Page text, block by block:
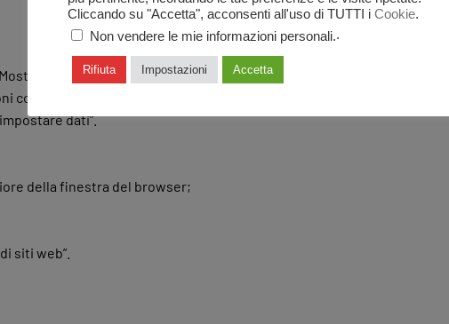
impostazioni avanzate”;
contenuti”;
dati”.
della finestra del browser;
siti web”.
Cliccando su "Accetta", acconsenti all'uso di TUTTI i Cookie.
Non vendere le mie informazioni personali..
Rifiuta Impostazioni Accetta